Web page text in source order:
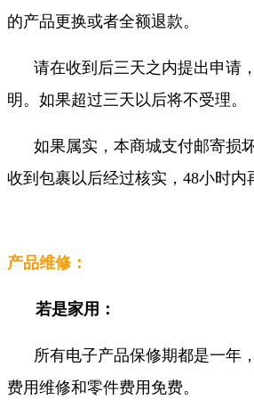
的产品更换或者全额退款。
请在收到后三天之内提出申请
明。如果超过三天以后将不受理。
如果属实，本商城支付邮寄损
收到包裹以后经过核实，48小时内
产品维修：
若是家用：
所有电子产品保修期都是一年
费用维修和零件费用免费。